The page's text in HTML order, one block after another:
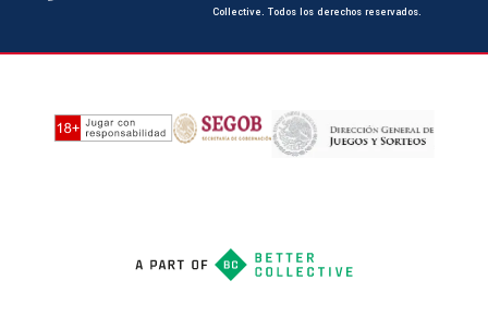
Collective. Todos los derechos reservados.